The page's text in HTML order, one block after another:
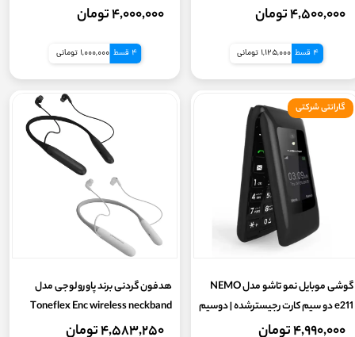
اقلام همراه
مشخصات دوربین اصلی
رادیو
منوی فارسی
ارسال و دریافت پیامک
گارانتی شرکتی)
۴,۵۰۰,۰۰۰ تومان
4 قسط 1,125,000 تومانی
گارانتی شرکتی)
۴,۰۰۰,۰۰۰ تومان
4 قسط 1,000,000 تومانی
گوشی موبایل نمو تاشو مدل NEMO
e211 دو سیم کارت رجیسترشده | دوسیم
کارت + رجیستر +کد فعالسازی (گارانتی
۴,۹۹۰,۰۰۰ تومان
گارانتی شرکتی
هدفون گردنی برند پاورولوجی مدل
Toneflex Enc wireless neckband
۴,۵۸۳,۲۵۰ تومان